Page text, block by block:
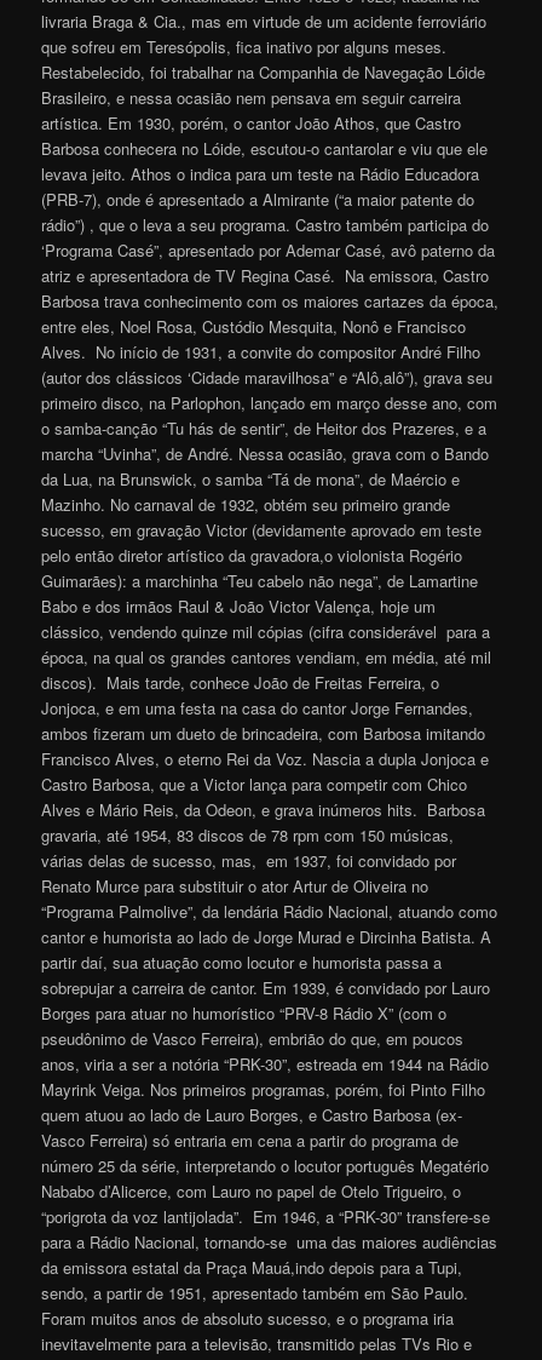
livraria Braga & Cia., mas em virtude de um acidente ferroviário
que sofreu em Teresópolis, fica inativo por alguns meses.
Restabelecido, foi trabalhar na Companhia de Navegação Lóide
Brasileiro, e nessa ocasião nem pensava em seguir carreira
artística. Em 1930, porém, o cantor João Athos, que Castro
Barbosa conhecera no Lóide, escutou-o cantarolar e viu que ele
levava jeito. Athos o indica para um teste na Rádio Educadora
(PRB-7), onde é apresentado a Almirante (“a maior patente do
rádio”) , que o leva a seu programa. Castro também participa do
‘Programa Casé”, apresentado por Ademar Casé, avô paterno da
atriz e apresentadora de TV Regina Casé. Na emissora, Castro
Barbosa trava conhecimento com os maiores cartazes da época,
entre eles, Noel Rosa, Custódio Mesquita, Nonô e Francisco
Alves. No início de 1931, a convite do compositor André Filho
(autor dos clássicos ‘Cidade maravilhosa” e “Alô,alô”), grava seu
primeiro disco, na Parlophon, lançado em março desse ano, com
o samba-canção “Tu hás de sentir”, de Heitor dos Prazeres, e a
marcha “Uvinha”, de André. Nessa ocasião, grava com o Bando
da Lua, na Brunswick, o samba “Tá de mona”, de Maércio e
Mazinho. No carnaval de 1932, obtém seu primeiro grande
sucesso, em gravação Victor (devidamente aprovado em teste
pelo então diretor artístico da gravadora,o violonista Rogério
Guimarães): a marchinha “Teu cabelo não nega”, de Lamartine
Babo e dos irmãos Raul & João Victor Valença, hoje um
clássico, vendendo quinze mil cópias (cifra considerável para a
época, na qual os grandes cantores vendiam, em média, até mil
discos). Mais tarde, conhece João de Freitas Ferreira, o
Jonjoca, e em uma festa na casa do cantor Jorge Fernandes,
ambos fizeram um dueto de brincadeira, com Barbosa imitando
Francisco Alves, o eterno Rei da Voz. Nascia a dupla Jonjoca e
Castro Barbosa, que a Victor lança para competir com Chico
Alves e Mário Reis, da Odeon, e grava inúmeros hits. Barbosa
gravaria, até 1954, 83 discos de 78 rpm com 150 músicas,
várias delas de sucesso, mas, em 1937, foi convidado por
Renato Murce para substituir o ator Artur de Oliveira no
“Programa Palmolive”, da lendária Rádio Nacional, atuando como
cantor e humorista ao lado de Jorge Murad e Dircinha Batista. A
partir daí, sua atuação como locutor e humorista passa a
sobrepujar a carreira de cantor. Em 1939, é convidado por Lauro
Borges para atuar no humorístico “PRV-8 Rádio X” (com o
pseudônimo de Vasco Ferreira), embrião do que, em poucos
anos, viria a ser a notória “PRK-30”, estreada em 1944 na Rádio
Mayrink Veiga. Nos primeiros programas, porém, foi Pinto Filho
quem atuou ao lado de Lauro Borges, e Castro Barbosa (ex-
Vasco Ferreira) só entraria em cena a partir do programa de
número 25 da série, interpretando o locutor português Megatério
Nababo d’Alicerce, com Lauro no papel de Otelo Trigueiro, o
“porigrota da voz lantijolada”. Em 1946, a “PRK-30” transfere-se
para a Rádio Nacional, tornando-se uma das maiores audiências
da emissora estatal da Praça Mauá,indo depois para a Tupi,
sendo, a partir de 1951, apresentado também em São Paulo.
Foram muitos anos de absoluto sucesso, e o programa iria
inevitavelmente para a televisão, transmitido pelas TVs Rio e